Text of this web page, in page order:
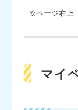
※ページ右上
マイ